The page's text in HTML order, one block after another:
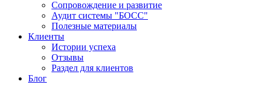
Сопровождение и развитие
Аудит системы "БОСС"
Полезные материалы
Клиенты
Истории успеха
Отзывы
Раздел для клиентов
Блог